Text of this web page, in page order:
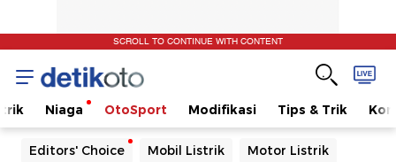
SCROLL TO CONTINUE WITH CONTENT
Niaga OtoSport Modifikasi Tips & Trik
Editors' Choice Mobil Listrik Motor Listrik